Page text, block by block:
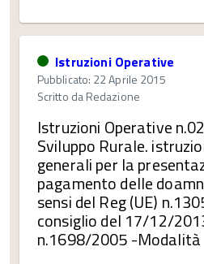
Istruzioni Operative
Pubblicato: 22 Aprile 2015
Scritto daRedazione
Istruzioni Operative
Sviluppo Rurale.
generali per la
pagamento delle
sensi del Reg (UE)
consiglio del 17/12/
n.1698/2005 -Modalità